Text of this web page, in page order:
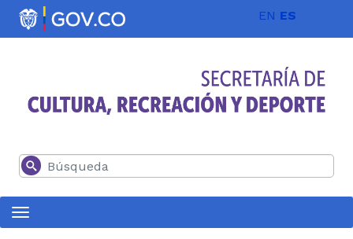
Pasar al contenido principal EN ES
Buscar